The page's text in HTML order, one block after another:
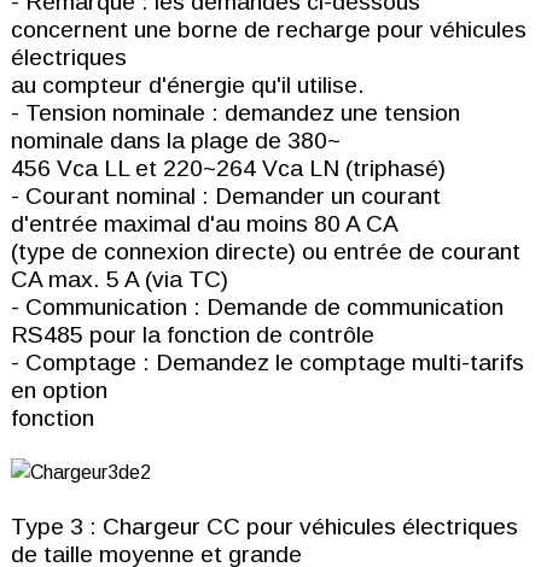
concernent une borne de recharge pour véhicules
électriques
au compteur d'énergie qu'il utilise.
- Tension nominale : demandez une tension
nominale dans la plage de 380~
456 Vca LL et 220~264 Vca LN (triphasé)
- Courant nominal : Demander un courant
d'entrée maximal d'au moins 80 A CA
(type de connexion directe) ou entrée de courant
CA max. 5 A (via TC)
- Communication : Demande de communication
RS485 pour la fonction de contrôle
- Comptage : Demandez le comptage multi-tarifs
en option
fonction
Type 3 : Chargeur CC pour véhicules électriques
de taille moyenne et grande